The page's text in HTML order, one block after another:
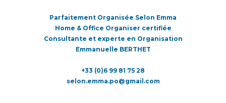
Parfaitement Organisée Selon Emma
Home & Office Organiser certifiée
Consultante et experte en Organisation
Emmanuelle BERTHET
+33 (0)6 99 81 75 28
selon.emma.po@gmail.com